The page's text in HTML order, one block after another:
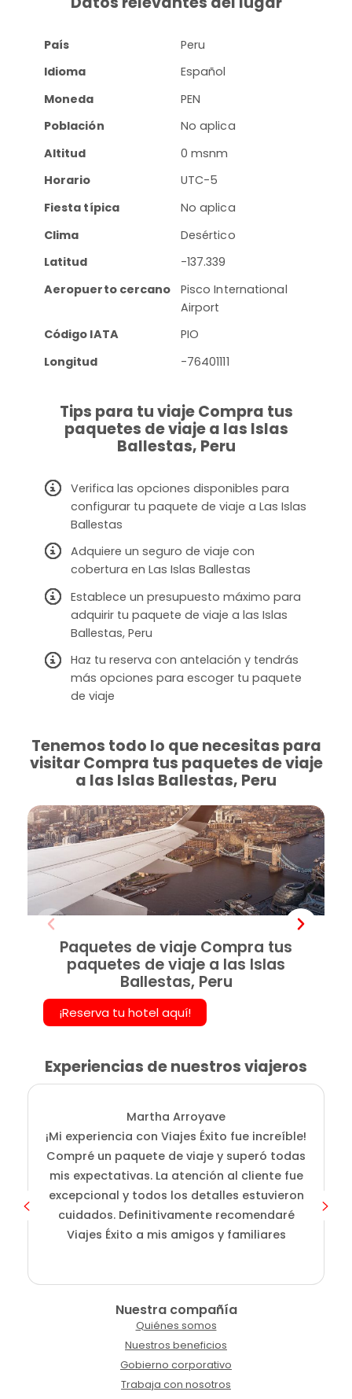
País
Peru
Idioma
Español
Moneda
PEN
Población
No aplica
Altitud
0 msnm
Horario
UTC-5
Fiesta típica
No aplica
Clima
Desértico
Latitud
-137.339
Aeropuerto cercano
Pisco International
Airport
Código IATA
PIO
Longitud
-76401111
Tips para tu viaje Compra tus
paquetes de viaje a las Islas
Ballestas, Peru
Verifica las opciones disponibles para
configurar tu paquete de viaje a Las Islas
Ballestas
Adquiere un seguro de viaje con
cobertura en Las Islas Ballestas
Establece un presupuesto máximo para
adquirir tu paquete de viaje a las Islas
Ballestas, Peru
Haz tu reserva con antelación y tendrás
más opciones para escoger tu paquete
de viaje
Tenemos todo lo que necesitas para
visitar Compra tus paquetes de viaje
a las Islas Ballestas, Peru
Paquetes de viaje Compra tus
paquetes de viaje a las Islas
Ballestas, Peru
¡Reserva tu hotel aquí!
Experiencias de nuestros viajeros
Martha Arroyave
¡Mi experiencia con Viajes Éxito fue increíble!
Compré un paquete de viaje y superó todas
mis expectativas. La atención al cliente fue
excepcional y todos los detalles estuvieron
cuidados. Definitivamente recomendaré
Viajes Éxito a mis amigos y familiares
Nuestra compañía
Quiénes somos
Nuestros beneficios
Gobierno corporativo
Trabaja con nosotros